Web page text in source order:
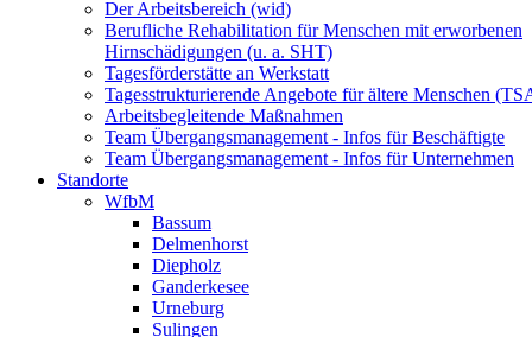
Der Arbeitsbereich (wid)
Berufliche Rehabilitation für Menschen mit erworbenen
Hirnschädigungen (u. a. SHT)
Tagesförderstätte an Werkstatt
Tagesstrukturierende Angebote für ältere Menschen
Arbeitsbegleitende Maßnahmen
Team Übergangsmanagement - Infos für Beschäftigte
Team Übergangsmanagement - Infos für Unternehmen
Standorte
WfbM
Bassum
Delmenhorst
Diepholz
Ganderkesee
Urneburg
Sulingen